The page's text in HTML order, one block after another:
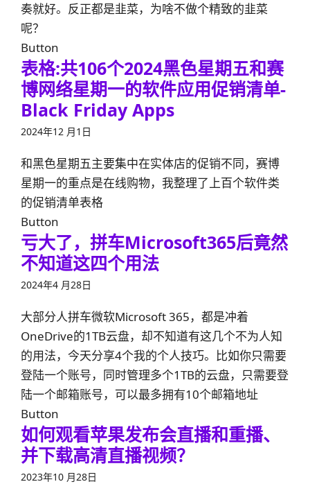
奏就好。反正都是韭菜，为啥不做个精致的韭菜
呢？
Button
表格:共106个2024黑色星期五和赛
博网络星期一的软件应用促销清单-
Black Friday Apps
2024年12 月1日
和黑色星期五主要集中在实体店的促销不同，赛博
星期一的重点是在线购物，我整理了上百个软件类
的促销清单表格
Button
亏大了，拼车Microsoft365后竟然
不知道这四个用法
2024年4 月28日
大部分人拼车微软Microsoft 365，都是冲着
OneDrive的1TB云盘，却不知道有这几个不为人知
的用法，今天分享4个我的个人技巧。比如你只需要
登陆一个账号，同时管理多个1TB的云盘，只需要登
陆一个邮箱账号，可以最多拥有10个邮箱地址
Button
如何观看苹果发布会直播和重播、
并下载高清直播视频？
2023年10 月28日